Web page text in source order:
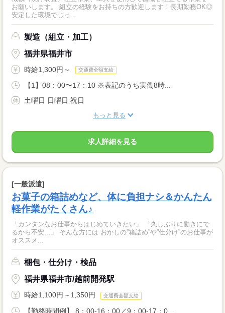
お願いします。 組立の経験をお持ちの方歓迎します！長期勤務OK◎
安定した環境でじっ...
製造（組立・加工）
福井県福井市
時給1,300円～ 交通費全額支給
【1】08：00〜17：10 ※表記のうち実働8時...
土曜日 日曜日 祝日
もっと見る
求人詳細を見る
[一般派遣]
お菓子の箱詰めなど、体に負担ナシ＆かんたん
軽作業がたくさん♪
「カンタンなお仕事からはじめていきたい」 「久しぶりに働きにで
るから不安…」 そんな方には おかしの”箱詰め”や”仕分け”のお仕事が
オススメ...
梱包・仕分け・検品
福井県福井市/越前開発駅
時給1,100円～1,350円 交通費全額支給
【勤務時間例】 8：00-16：00／9：00-17：0...